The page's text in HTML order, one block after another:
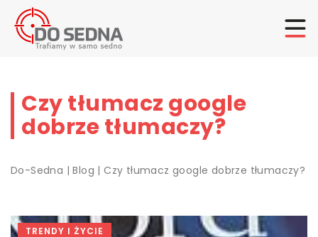
Czy tłumacz google
dobrze tłumaczy?
Do-Sedna |Blog |Czy tłumacz google dobrze tłumaczy?
TRENDY I ŻYCIE